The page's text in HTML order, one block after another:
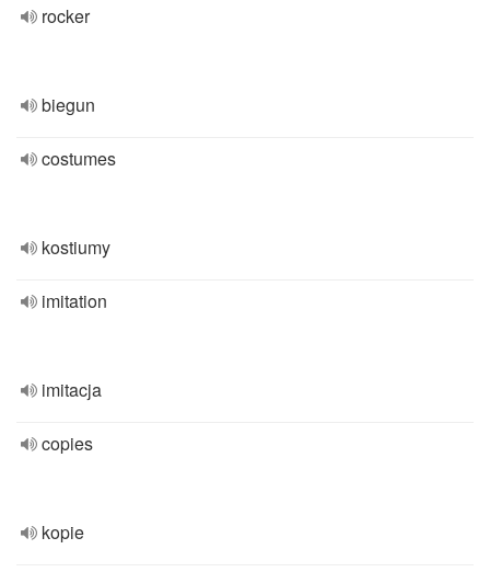
rocker
biegun
costumes
kostiumy
imitation
imitacja
copies
kopie